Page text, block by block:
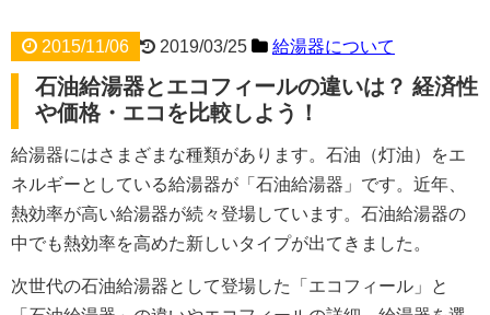
2015/11/06 2019/03/25 給湯器について
石油給湯器とエコフィールの違いは？ 経済性
や価格・エコを比較しよう！
給湯器にはさまざまな種類があります。石油（灯油）をエ
ネルギーとしている給湯器が「石油給湯器」です。近年、
熱効率が高い給湯器が続々登場しています。石油給湯器の
中でも熱効率を高めた新しいタイプが出てきました。
次世代の石油給湯器として登場した「エコフィール」と